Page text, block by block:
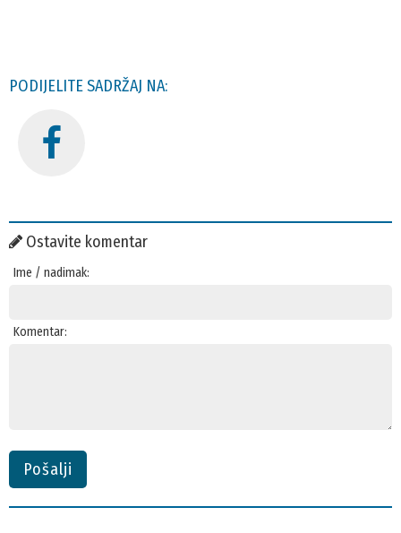
PODIJELITE SADRŽAJ NA:
Ostavite komentar
Ime / nadimak:
Komentar:
Pošalji